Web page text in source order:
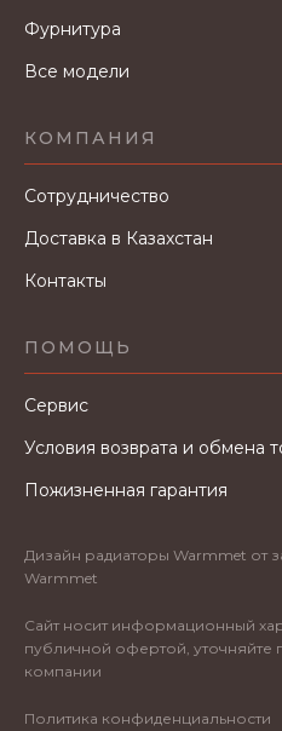
Фурнитура
Все модели
КОМПАНИЯ
Сотрудничество
Доставка в Казахстан
Контакты
ПОМОЩЬ
Сервис
Условия возврата и обмена
Пожизненная гарантия
Дизайн радиаторы Warmmet от
Warmmet
Сайт носит информационный
публичной офертой,
компании
Политика конфиденциальности